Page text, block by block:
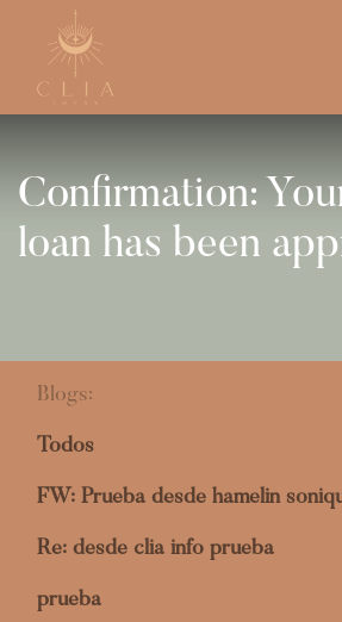
Confirmation:
loan has been
Blogs:
Todos
FW: Prueba desde hamelin
Re: desde clia info prueba
prueba